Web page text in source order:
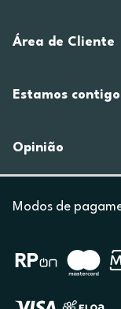
Área de Cliente
Estamos contigo
Opinião
Modos de